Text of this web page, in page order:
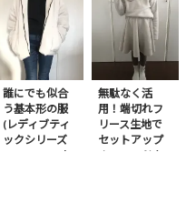
誰にでも似合
う基本形の服
(レディブティ
ックシリーズ
no.8272) か
無駄なく活
用！端切れフ
リース生地で
セットアップ
＋スヌードを1